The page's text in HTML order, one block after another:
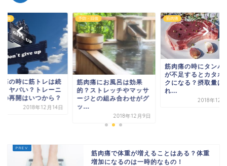
回復
痛の時に筋トレは続
とヤバい？トレーニ
の再開はいつから？
2018年12月14日
予防・回復
筋肉痛にお風呂は効果
的？ストレッチやマッサ
ージとの組み合わせがグ
ッ...
2018年12月9日
筋肉痛
筋肉痛の時にタンパ
が不足するとカタボ
クになる？摂取量は
れ...
2018年12
筋肉痛で体重が増えることはある？体重
増加になるのは一時的なもの！